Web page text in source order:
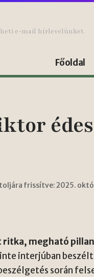
heti e-mail hírlevelünket.
Főoldal
frissítve: 2025.
ritka, megható
interjúban
során